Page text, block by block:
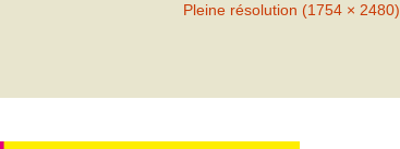
Pleine résolution (1754 × 2480)